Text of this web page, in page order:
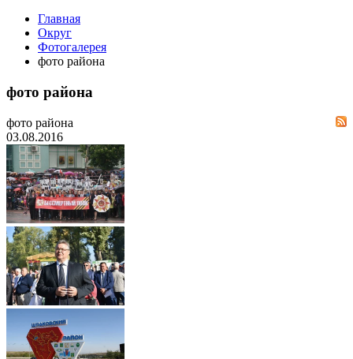
Главная
Округ
Фотогалерея
фото района
фото района
фото района
03.08.2016